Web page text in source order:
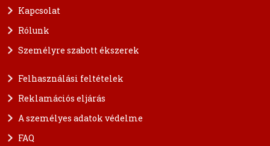
Kapcsolat
Rólunk
Személyre szabott ékszerek
Felhasználási feltételek
Reklamációs eljárás
A személyes adatok védelme
FAQ